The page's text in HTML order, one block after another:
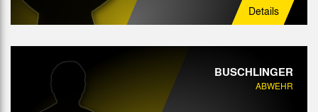
Details
BUSCHLINGER
ABWEHR